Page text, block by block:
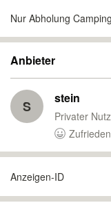
Nur Abholung
Anbieter
S stein
Privater
Anzeigen-ID